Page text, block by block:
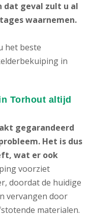
dat geval zult u al
waarnemen.
het beste
in
Torhout altijd
gegarandeerd
Het is dus
wat er ook
voorziet
doordat de huidige
vervangen door
materialen.